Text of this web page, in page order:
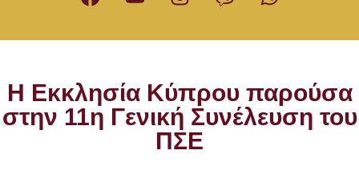
Η Εκκλησία Κύπρου παρούσα
στην 11η Γενική Συνέλευση του
ΠΣΕ